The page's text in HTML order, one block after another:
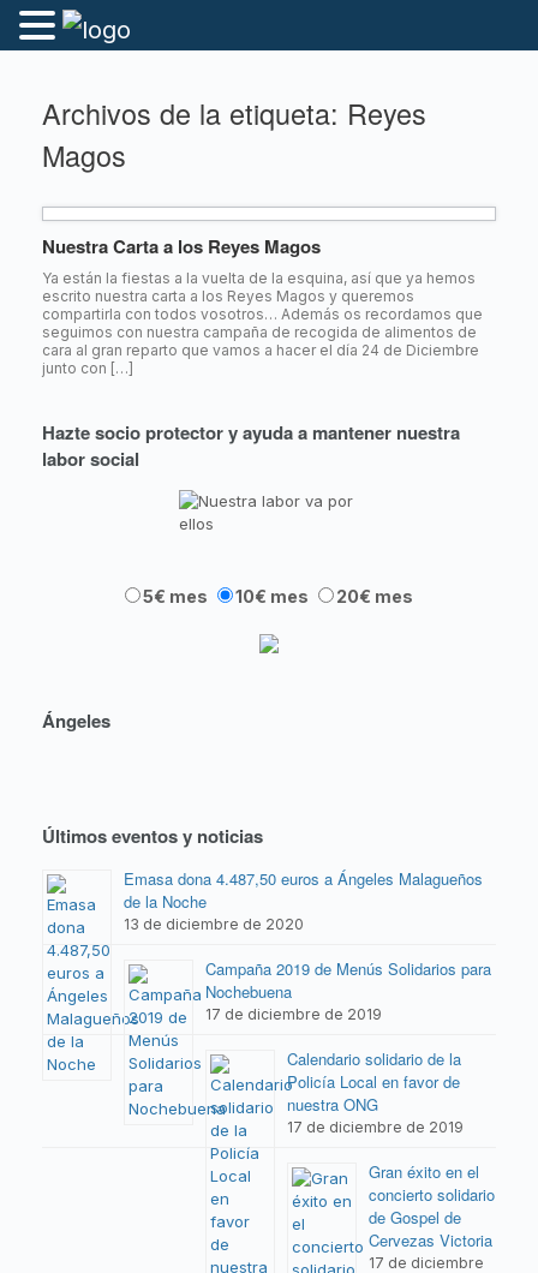
Archivos de la etiqueta: Reyes
Magos
Nuestra Carta a los Reyes Magos
Ya están la fiestas a la vuelta de la esquina, así que ya hemos
escrito nuestra carta a los Reyes Magos y queremos
compartirla con todos vosotros… Además os recordamos que
seguimos con nuestra campaña de recogida de alimentos de
cara al gran reparto que vamos a hacer el día 24 de Diciembre
junto con […]
Hazte socio protector y ayuda a mantener nuestra
labor social
5€ mes 10€ mes 20€ mes
Ángeles
Últimos eventos y noticias
Emasa dona 4.487,50 euros a Ángeles Malagueños
de la Noche
13 de diciembre de 2020
Campaña 2019 de Menús Solidarios para
Nochebuena
17 de diciembre de 2019
Calendario solidario de la
Policía Local en favor de
nuestra ONG
17 de diciembre de 2019
Gran éxito en el
concierto solidario
de Gospel de
Cervezas Victoria
17 de diciembre